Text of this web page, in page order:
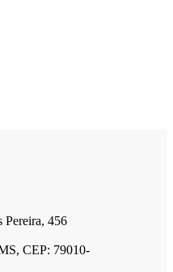
Pereira, 456
CEP: 79010-